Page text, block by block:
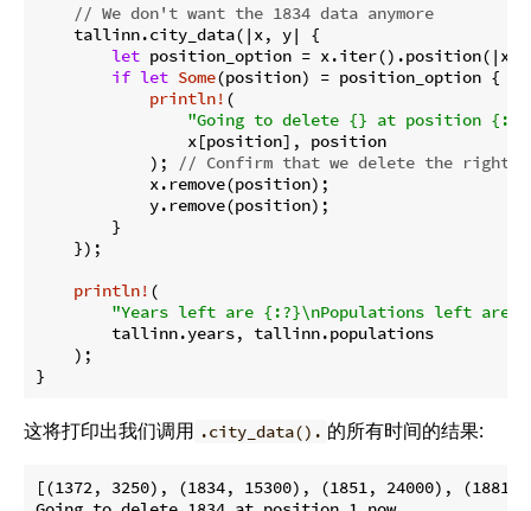
// We don't want the 1834 data anymore
    tallinn.city_data(|x, y| {
let position_option = x.iter().position(|x|
if let Some(position) = position_option {
println! (
"Going to delete {} at position {:?}
                x[position], position
            );
// Confirm that we delete the right
            x.remove(position);
            y.remove(position);
        }
    });
println! (
"Years left are {:?}\nPopulations left are
        tallinn.years, tallinn.populations
    );
}
这将打印出我们调用 .city_data(). 的所有时间的结果:
[(1372, 3250), (1834, 15300), (1851, 24000), (1881,